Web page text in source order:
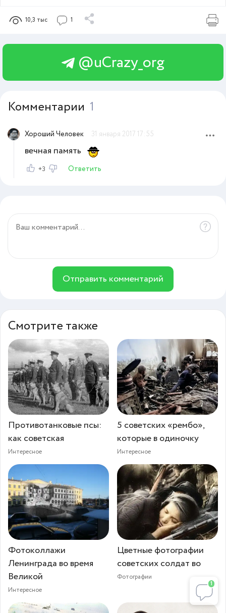
1
10,3 тыс 1
@uCrazy_org
Комментарии 1
Хороший Человек 31 января 2017 17:55
вечная память
+3 Ответить
Отправить комментарий
Смотрите также
Противотанковые псы:
как советская
Интересное
5 советских «рембо»,
которые в одиночку
Интересное
Фотоколлажи
Ленинграда во время
Великой
Интересное
Цветные фотографии
советских солдат во
Фотографии